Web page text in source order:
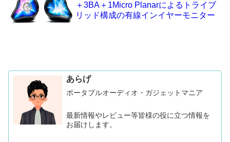
＋3BA＋1Micro Planarによるトライブ
リッド構成の有線インイヤーモニター
あらげ
ポータブルオーディオ・ガジェットマニア
最新情報やレビュー等皆様の役に立つ情報を
お届けします。